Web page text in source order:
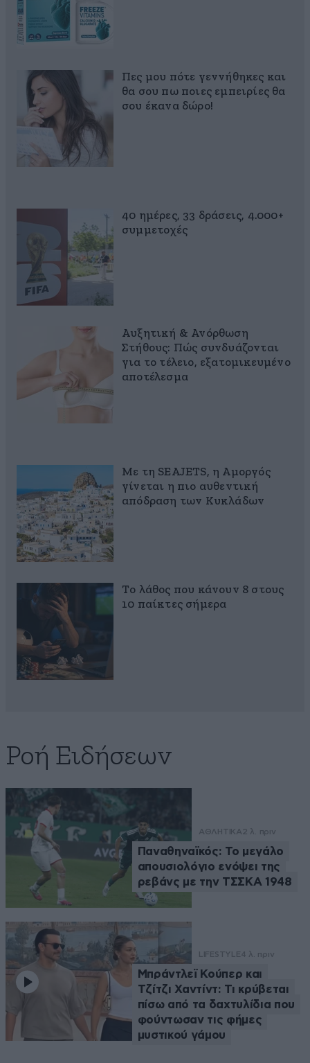
Πες μου πότε γεννήθηκες και
θα σου πω ποιες εμπειρίες θα
σου έκανα δώρο!
40 ημέρες, 33 δράσεις, 4.000+
συμμετοχές
Αυξητική & Ανόρθωση
Στήθους: Πώς συνδυάζονται
για το τέλειο, εξατομικευμένο
αποτέλεσμα
Με τη SEAJETS, η Αμοργός
γίνεται η πιο αυθεντική
απόδραση των Κυκλάδων
Το λάθος που κάνουν 8 στους
10 παίκτες σήμερα
Ροή Ειδήσεων
ΑΘΛΗΤΙΚΑ2 λ. πριν
Παναθηναϊκός: Το μεγάλο
απουσιολόγιο ενόψει της
ρεβάνς με την ΤΣΣΚΑ 1948
LIFESTYLE4 λ. πριν
Μπράντλεϊ Κούπερ και
Τζίτζι Χαντίντ: Τι κρύβεται
πίσω από τα δαχτυλίδια που
φούντωσαν τις φήμες
μυστικού γάμου